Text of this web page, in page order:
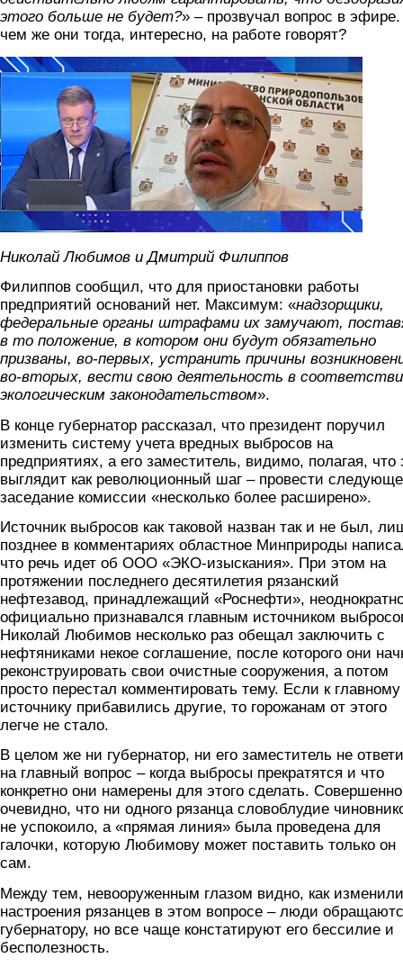
этого больше не будет?» – прозвучал вопрос в
чем же они тогда, интересно, на работе говорят?
filippov.png
Николай Любимов и Дмитрий Филиппов
Филиппов сообщил, что для приостановки работы
предприятий оснований нет. Максимум: «надзорщики,
федеральные органы штрафами их замучают,
в то положение, в котором они будут обязательно
призваны, во-первых, устранить причины
во-вторых, вести свою деятельность в
экологическим законодательством».
В конце губернатор рассказал, что президент поручил
изменить систему учета вредных выбросов на
предприятиях, а его заместитель, видимо, полагая, что
выглядит как революционный шаг – провести
заседание комиссии «несколько более расширено».
Источник выбросов как таковой назван так и не был,
позднее в комментариях областное Минприроды
что речь идет об ООО «ЭКО-изыскания». При этом на
протяжении последнего десятилетия рязанский
нефтезавод, принадлежащий «Роснефти»,
официально признавался главным источником
Николай Любимов несколько раз обещал заключить с
нефтяниками некое соглашение, после которого они
реконструировать свои очистные сооружения, а потом
просто перестал комментировать тему. Если к главному
источнику прибавились другие, то горожанам от этого
легче не стало.
В целом же ни губернатор, ни его заместитель не
на главный вопрос – когда выбросы прекратятся и что
конкретно они намерены для этого сделать. Совершенно
очевидно, что ни одного рязанца словоблудие
не успокоило, а «прямая линия» была проведена для
галочки, которую Любимову может поставить только он
сам.
Между тем, невооруженным глазом видно, как
настроения рязанцев в этом вопросе – люди
губернатору, но все чаще констатируют его бессилие и
бесполезность.